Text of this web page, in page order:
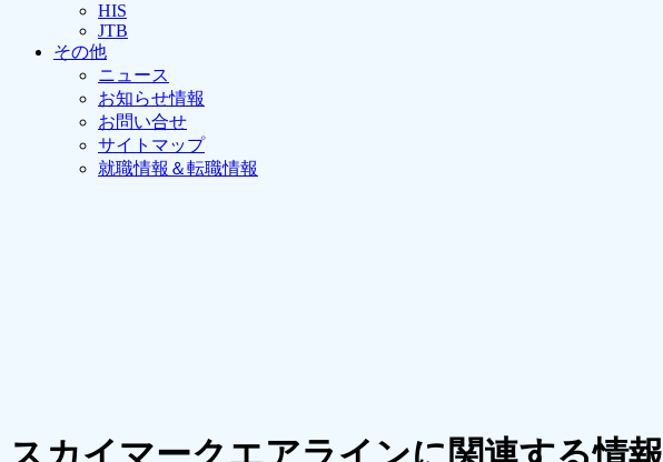
HIS
JTB
その他
ニュース
お知らせ情報
お問い合せ
サイトマップ
就職情報＆転職情報